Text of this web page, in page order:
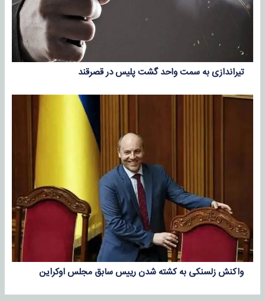
تیراندازی به سمت واحد گشت پلیس در قصرقند
واکنش زلسنکی به کشته شدن رییس سابق مجلس اوکراین